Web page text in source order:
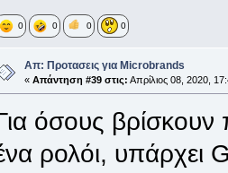
0 0 0 0
Απ: Προτασεις για Microbrands
« Απάντηση #39 στις: Απρίλιος 08, 2020,
όσους βρίσκουν
ρολόι, υπάρχει